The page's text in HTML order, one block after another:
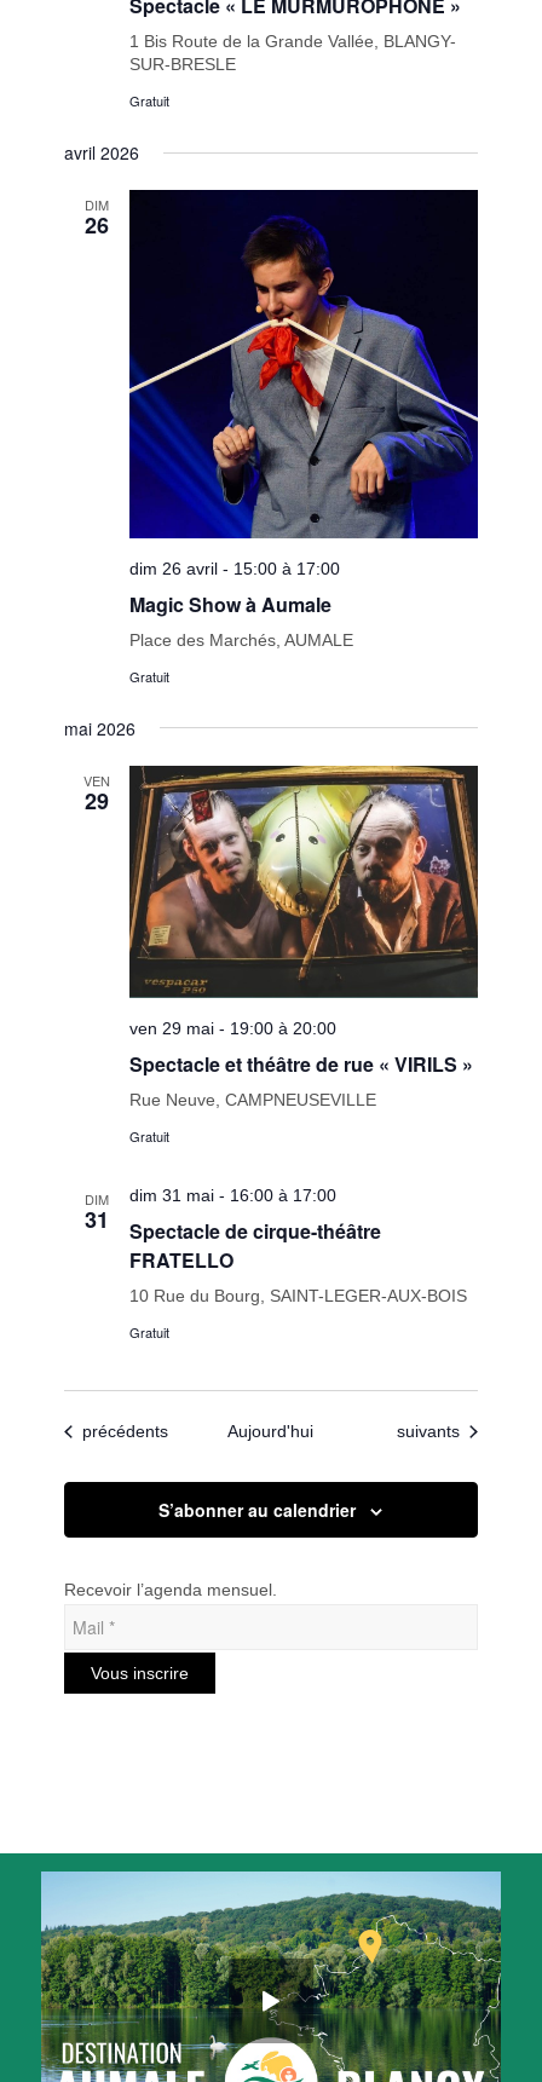
Spectacle « LE MURMUROPHONE »
1 Bis Route de la Grande Vallée, BLANGY-
SUR-BRESLE
Gratuit
avril 2026
DIM
26
dim 26 avril - 15:00 à 17:00
Magic Show à Aumale
Place des Marchés, AUMALE
Gratuit
mai 2026
VEN
29
ven 29 mai - 19:00 à 20:00
Spectacle et théâtre de rue « VIRILS »
Rue Neuve, CAMPNEUSEVILLE
Gratuit
DIM
31
dim 31 mai - 16:00 à 17:00
Spectacle de cirque-théâtre
FRATELLO
10 Rue du Bourg, SAINT-LEGER-AUX-BOIS
Gratuit
Évènements
précédents Aujourd'hui Évènements
suivants
S’abonner au calendrier
Recevoir l’agenda mensuel.